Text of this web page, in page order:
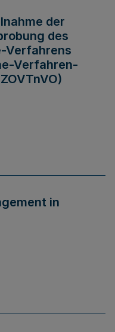
der
des
Verfahrens
Verfahren-
in